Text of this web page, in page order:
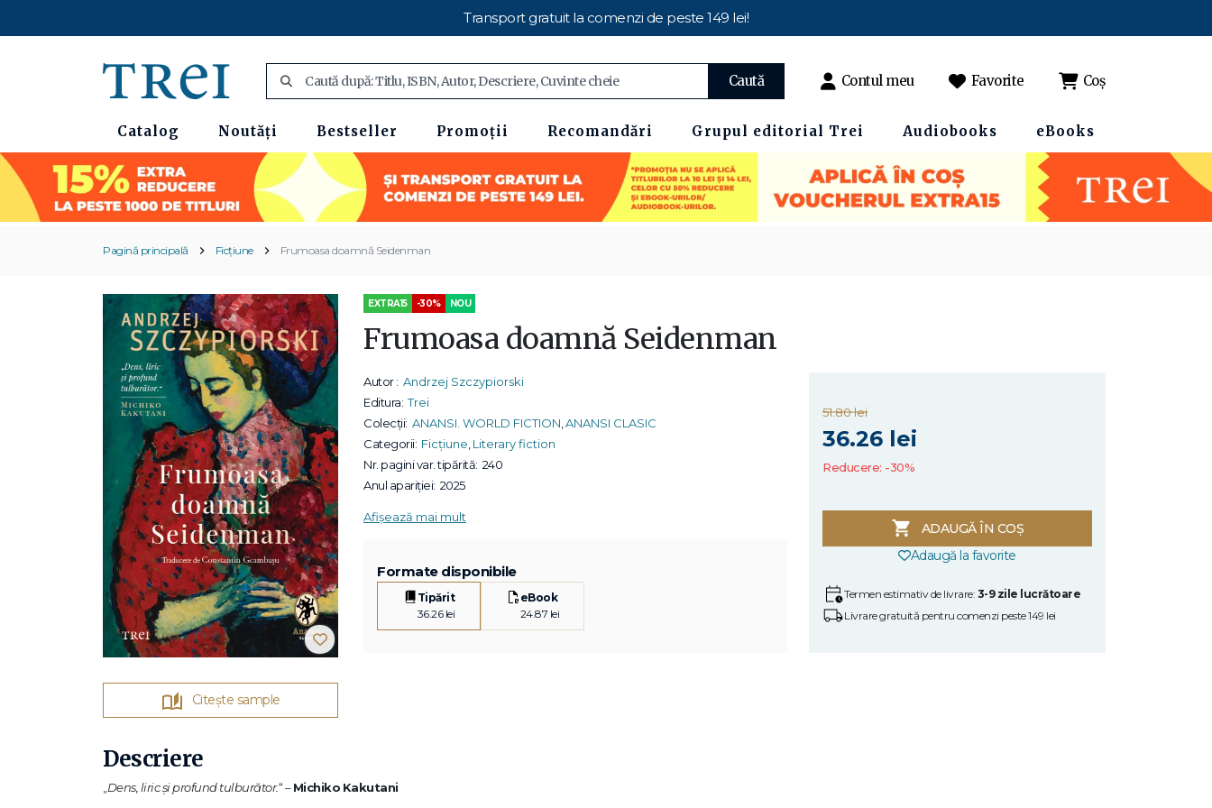
Transport gratuit la comenzi de peste 149 lei!
Caută Contul meu Favorite Coș
Catalog Noutăți Bestseller Promoții Recomandări Grupul editorial Trei Audiobooks eBooks
Pagină principală Ficțiune Frumoasa doamnă Seidenman
Citește sample
EXTRA15 -30% NOU
Frumoasa doamnă Seidenman
Autor : Andrzej Szczypiorski
Editura: Trei
Colecții: ANANSI. WORLD FICTION ANANSI CLASIC
Categorii: Ficțiune Literary fiction
Nr. pagini var. tipărită: 240
Anul apariției: 2025
Afișează mai mult
Formate disponibile
Tipărit
36.26 lei
eBook
24.87 lei
51.80 lei
36.26 lei
Reducere: -30%
ADAUGĂ ÎN COȘ
Adaugă la favorite
Termen estimativ de livrare: 3-9 zile lucrătoare
Livrare gratuită pentru comenzi peste 149 lei
Descriere
Dens, liric și profund tulburător.“–Michiko Kakutani